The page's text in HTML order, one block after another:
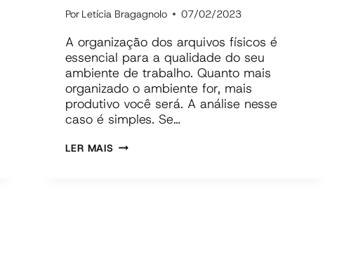
Por Letícia Bragagnolo 07/02/2023
A organização dos arquivos físicos é
essencial para a qualidade do seu
ambiente de trabalho. Quanto mais
organizado o ambiente for, mais
produtivo você será. A análise nesse
caso é simples. Se…
LER MAISORGANIZAÇÃO